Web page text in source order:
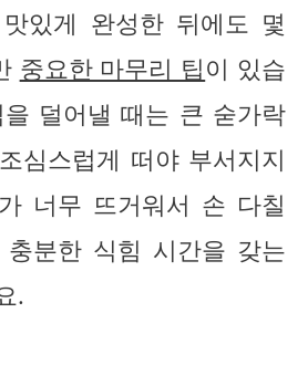
있게 완성한 뒤에도 몇
중요한 마무리 팁이 있습
덜어낼 때는 큰 숟가락
심스럽게 떠야 부서지지
너무 뜨거워서 손 다칠
분한 식힘 시간을 갖는
.